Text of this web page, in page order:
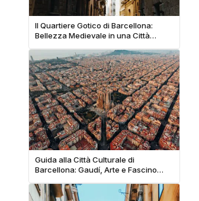
Il Quartiere Gotico di Barcellona:
Bellezza Medievale in una Città
Guida alla Città Culturale di
Barcellona: Gaudí, Arte e Fascino